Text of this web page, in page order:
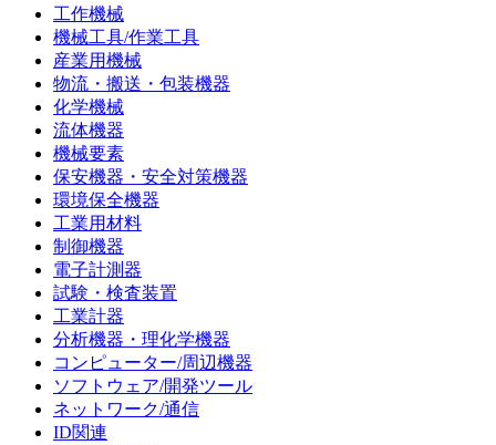
工作機械
機械工具/作業工具
産業用機械
物流・搬送・包装機器
化学機械
流体機器
機械要素
保安機器・安全対策機器
環境保全機器
工業用材料
制御機器
電子計測器
試験・検査装置
工業計器
分析機器・理化学機器
コンピューター/周辺機器
ソフトウェア/開発ツール
ネットワーク/通信
ID関連